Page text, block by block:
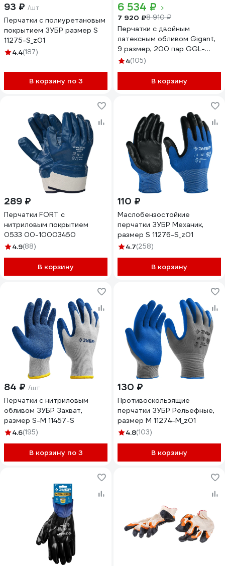
93 ₽ /шт
Перчатки с полиуретановым
покрытием ЗУБР размер S
11275-S_z01
4.4(187)
В корзину по 3
6 534 ₽
7 920 ₽8 910 ₽
Перчатки с двойным
латексным обливом Gigant,
9 размер, 200 пар GGL-
16_200
4(105)
В корзину
289 ₽
Перчатки FORT с
нитриловым покрытием
0533 00-10003450
4.9(88)
В корзину
110 ₽
Маслобензостойкие
перчатки ЗУБР Механик,
размер S 11276-S_z01
4.7(258)
В корзину
84 ₽ /шт
Перчатки с нитриловым
обливом ЗУБР Захват,
размер S-M 11457-S
4.6(195)
В корзину по 3
130 ₽
Противоскользящие
перчатки ЗУБР Рельефные,
размер M 11274-M_z01
4.8(103)
В корзину